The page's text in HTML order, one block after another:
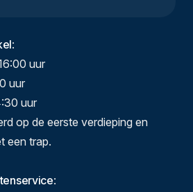
:
uur
uur
uur
op de eerste verdieping en
een trap.
: